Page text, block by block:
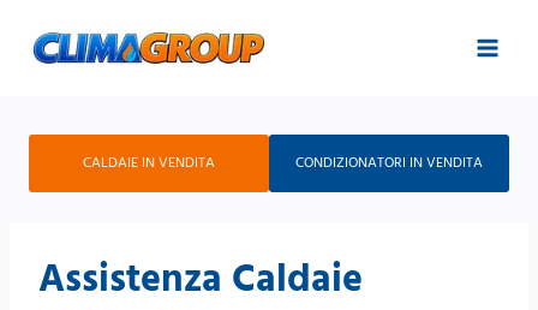
CALDAIE IN VENDITA CONDIZIONATORI IN VENDITA
Assistenza Caldaie